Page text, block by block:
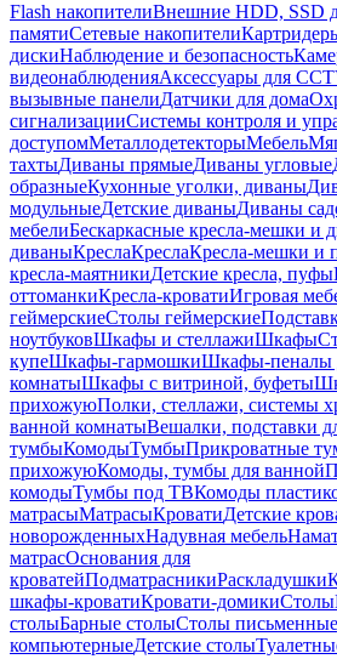
Flash накопителиВнешние HDD, SSD
памятиСетевые накопители
дискиНаблюдение и безопасность
видеонаблюденияАксессуары для
вызывные панелиДатчики для дома
сигнализацииСистемы контроля и
доступомМеталлодетекторыМебель
тахтыДиваны прямыеДиваны угловые
образныеКухонные уголки, диваны
модульныеДетские диваныДиваны
мебелиБескаркасные кресла-мешки и
диваныКреслаКреслаКресла-мешки и
кресла-маятникиДетские кресла, пуфы
оттоманкиКресла-кроватиИгровая
геймерскиеСтолы геймерские
ноутбуковШкафы и стеллажиШкафы
купеШкафы-гармошкиШкафы-пеналы
комнатыШкафы с витриной, буфеты
прихожуюПолки, стеллажи, системы
ванной комнатыВешалки, подставки
тумбыКомодыТумбыПрикроватные
прихожуюКомоды, тумбы для ванной
комодыТумбы под ТВКомоды
матрасыМатрасыКроватиДетские
новорожденныхНадувная мебель
матрасОснования для
кроватейПодматрасникиРаскладушки
шкафы-кроватиКровати-домикиСтолы
столыБарные столыСтолы
компьютерныеДетские столы